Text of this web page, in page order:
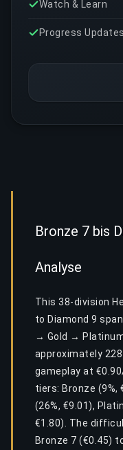
Watch & Learn
Progress Updates
Bronze 7 bis
Analyse
This 38-division
to Diamond 9
→ Gold →
approximately
gameplay at
tiers: Bronze (9%,
(26%, €9.01),
€1.80). The
Bronze 7 (€0.45)